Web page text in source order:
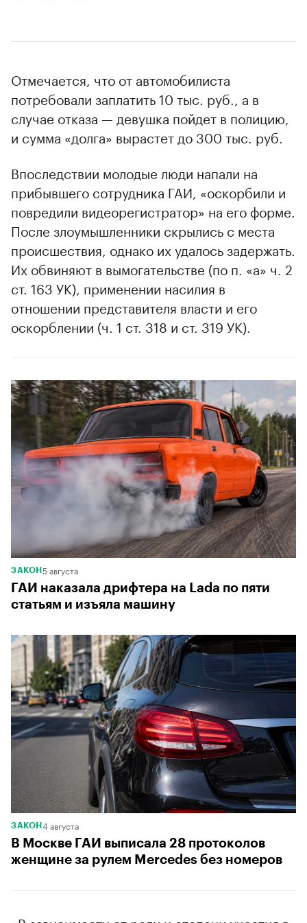
Отмечается, что от автомобилиста
потребовали заплатить 10 тыс. руб., а в
случае отказа — девушка пойдет в полицию,
и сумма «долга» вырастет до 300 тыс. руб.
Впоследствии молодые люди напали на
прибывшего сотрудника ГАИ, «оскорбили и
повредили видеорегистратор» на его форме.
После злоумышленники скрылись с места
происшествия, однако их удалось задержать.
Их обвиняют в вымогательстве (по п. «а» ч. 2
ст. 163 УК), применении насилия в
отношении представителя власти и его
оскорблении (ч. 1 ст. 318 и ст. 319 УК).
ЗАКОН 5 августа
ГАИ наказала дрифтера на Lada по пяти
статьям и изъяла машину
ЗАКОН 4 августа
В Москве ГАИ выписала 28 протоколов
женщине за рулем Mercedes без номеров